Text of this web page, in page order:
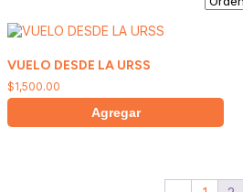
VUELO DESDE LA URSS
$1,500.00
Agregar